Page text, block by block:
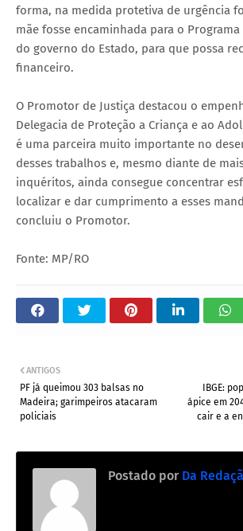
forma, na medida protetiva de urgência
mãe fosse encaminhada para o
do governo do Estado, para que possa
financeiro.
O Promotor de Justiça destacou o
Delegacia de Proteção a Criança e ao
é uma parceira muito importante no
desses trabalhos e, mesmo diante de
inquéritos, ainda consegue concentrar
localizar e dar cumprimento a esses
concluiu o Promotor.
Fonte: MP/RO
IBGE:
ápice em
cair e a
ANTIGOS
PF já queimou 303 balsas no
Madeira; garimpeiros atacaram
policiais
Postado por Da